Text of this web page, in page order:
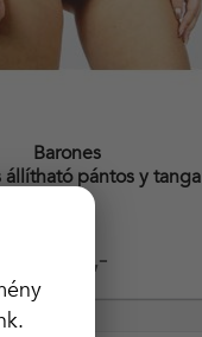
1 190,-
Barones
állítható pántos y tanga